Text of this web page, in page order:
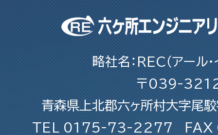
略社名：REC（アール・
〒039-
青森県上北郡六ヶ所村大字
TEL 0175-73-2277 FAX